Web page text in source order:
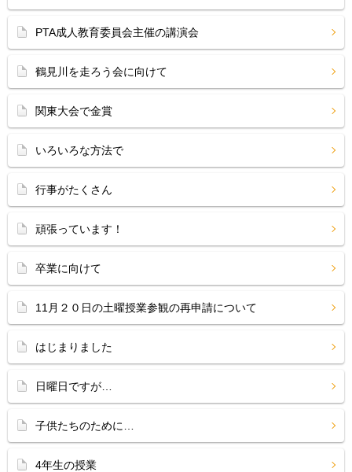
PTA成人教育委員会主催の講演会
鶴見川を走ろう会に向けて
関東大会で金賞
いろいろな方法で
行事がたくさん
頑張っています！
卒業に向けて
11月２０日の土曜授業参観の再申請について
はじまりました
日曜日ですが…
子供たちのために…
4年生の授業